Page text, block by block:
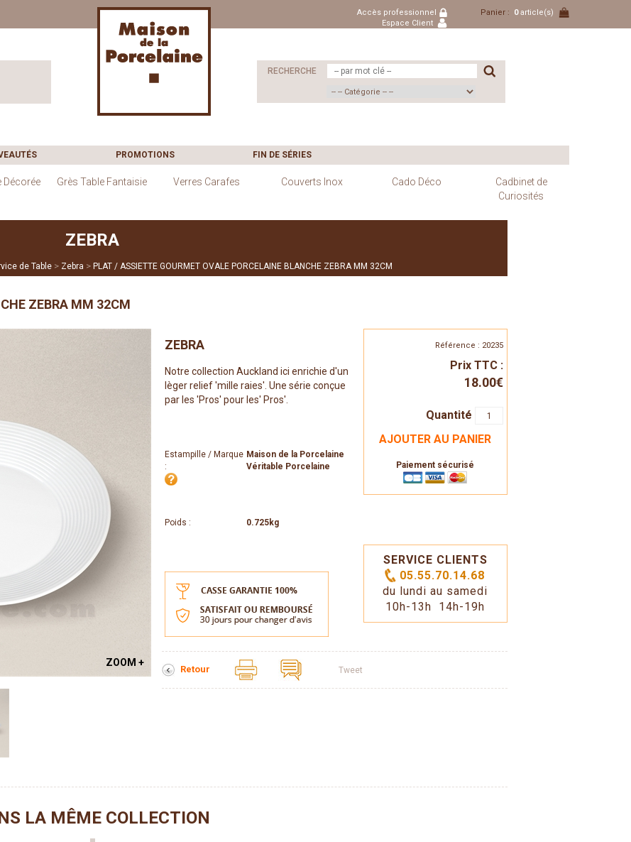
Accès professionnel
Espace Client
Panier : 0article(s)
RECHERCHE
PROMOTIONS FIN DE SÉRIES
Décorée Grès Table Fantaisie Verres Carafes Couverts Inox Cado Déco
Cadbinet de
Curiosités
ZEBRA
de Table > Zebra > PLAT / ASSIETTE GOURMET OVALE PORCELAINE BLANCHE ZEBRA MM 32CM
ZEBRA MM 32CM
ZOOM +
Référence : 20235
Prix TTC :
18.00€
Quantité
AJOUTER AU PANIER
Paiement sécurisé
SERVICE CLIENTS
05.55.70.14.68
du lundi au samedi
10h-13h 14h-19h
ZEBRA
Notre collection Auckland ici enrichie d'un
lèger relief 'mille raies'. Une série conçue
par les 'Pros' pour les' Pros'.
Estampille / Marque
:
Maison de la Porcelaine
Véritable Porcelaine
Poids : 0.725kg
Retour Tweet
LA MÊME COLLECTION